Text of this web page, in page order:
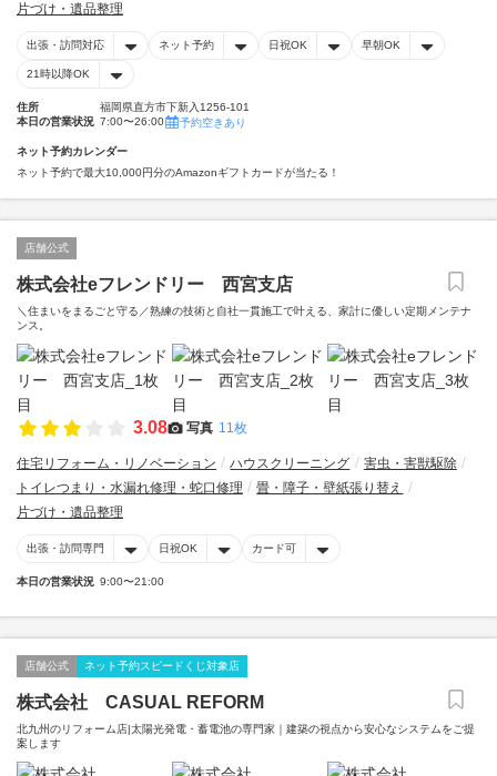
片づけ・遺品整理
出張・訪問対応 ネット予約 日祝OK 早朝OK
21時以降OK
住所
福岡県直方市下新入1256-101
本日の営業状況 7:00〜26:00 予約空きあり
ネット予約カレンダー
ネット予約で最大10,000円分のAmazonギフトカードが当たる！
店舗公式
株式会社eフレンドリー 西宮支店
＼住まいをまるごと守る／熟練の技術と自社一貫施工で叶える、家計に優しい定期メンテナ
ンス。
3.08 写真 11枚
住宅リフォーム・リノベーション ハウスクリーニング
害虫・害獣駆除
トイレつまり・水漏れ修理・蛇口修理
畳・障子・壁紙張り替え
片づけ・遺品整理
出張・訪問専門 日祝OK カード可
本日の営業状況 9:00〜21:00
店舗公式 ネット予約スピードくじ対象店
株式会社 CASUAL REFORM
北九州のリフォーム店|太陽光発電・蓄電池の専門家｜建築の視点から安心なシステムをご提
案します